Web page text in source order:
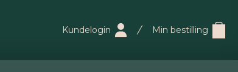
Kundelogin Min bestilling